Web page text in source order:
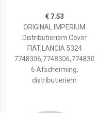
€ 7.53
ORIGINAL IMPERIUM
Distributieriem Cover
FIAT,LANCIA 5324
7748306,7748306,774830
6 Afscherming,
distributieriem